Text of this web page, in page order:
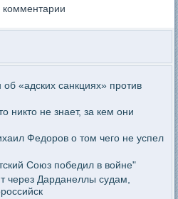
комментарии
«адских санкциях» против
никто не знает, за кем они
Федоров о том чего не успел
Союз победил в войне"
через Дарданеллы судам,